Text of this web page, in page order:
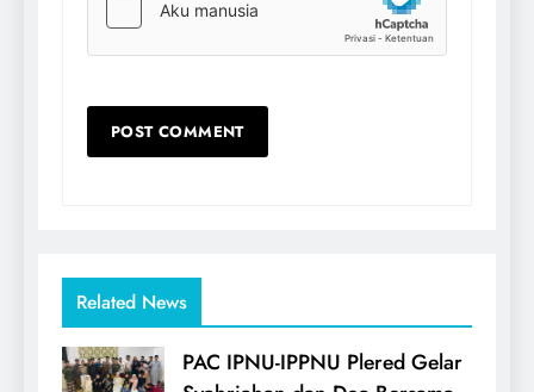
Related News
PAC IPNU-IPPNU Plered Gelar